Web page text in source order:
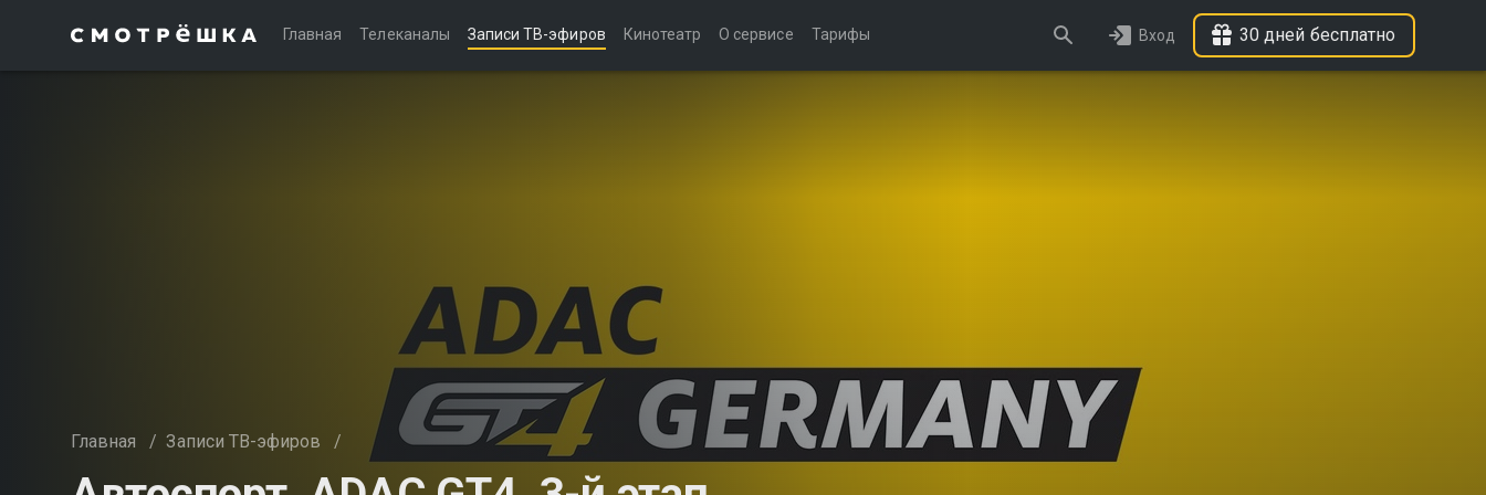
Главная Телеканалы Записи ТВ-эфиров Кинотеатр О сервисе Тарифы Вход 30 дней бесплатно
Главная / Записи ТВ-эфиров /